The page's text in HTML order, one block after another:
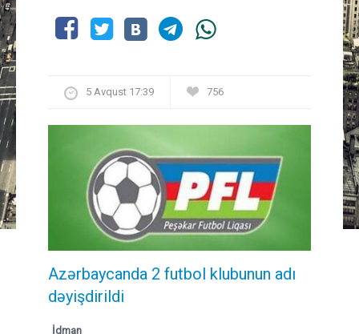
5 Avqust 17:39 756
Azərbaycanda 2 futbol klubunun adı
dəyişdirildi
İdman